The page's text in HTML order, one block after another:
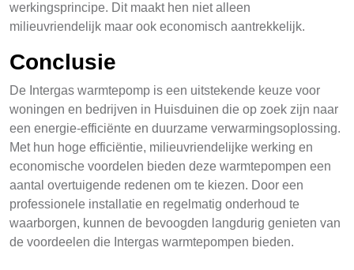
werkingsprincipe. Dit maakt hen niet alleen
milieuvriendelijk maar ook economisch aantrekkelijk.
Conclusie
De Intergas warmtepomp is een uitstekende keuze voor
woningen en bedrijven in Huisduinen die op zoek zijn naar
een energie-efficiënte en duurzame verwarmingsoplossing.
Met hun hoge efficiëntie, milieuvriendelijke werking en
economische voordelen bieden deze warmtepompen een
aantal overtuigende redenen om te kiezen. Door een
professionele installatie en regelmatig onderhoud te
waarborgen, kunnen de bevoogden langdurig genieten van
de voordeelen die Intergas warmtepompen bieden.